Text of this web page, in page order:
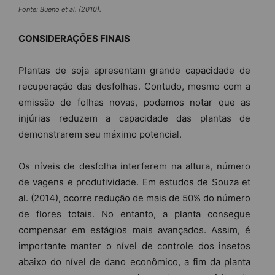
Fonte: Bueno et al. (2010).
CONSIDERAÇÕES FINAIS
Plantas de soja apresentam grande capacidade de
recuperação das desfolhas. Contudo, mesmo com a
emissão de folhas novas, podemos notar que as
injúrias reduzem a capacidade das plantas de
demonstrarem seu máximo potencial.
Os níveis de desfolha interferem na altura, número
de vagens e produtividade. Em estudos de Souza et
al. (2014), ocorre redução de mais de 50% do número
de flores totais. No entanto, a planta consegue
compensar em estágios mais avançados. Assim, é
importante manter o nível de controle dos insetos
abaixo do nível de dano econômico, a fim da planta